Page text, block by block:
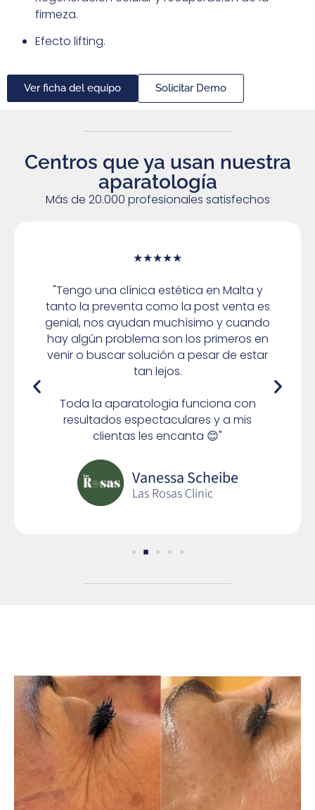
firmeza.
Efecto lifting.
Ver ficha del equipo Solicitar Demo
Centros que ya usan nuestra
aparatología
Más de 20.000 profesionales satisfechos
★★★★★
"Tengo una clínica estética en Malta y
tanto la preventa como la post venta es
genial, nos ayudan muchísimo y cuando
hay algún problema son los primeros en
venir o buscar solución a pesar de estar
tan lejos.
Toda la aparatologia funciona con
resultados espectaculares y a mis
clientas les encanta 😊"
Vanessa Scheibe
Las Rosas Clinic